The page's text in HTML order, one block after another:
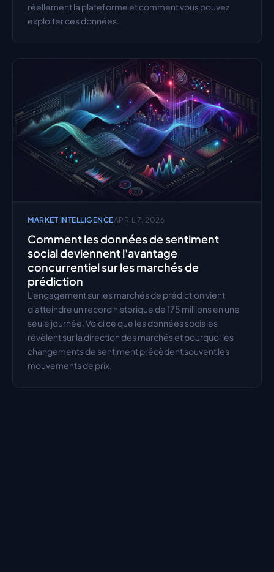
réellement la plateforme et comment vous pouvez
exploiter ces données.
MARKET INTELLIGENCEAPRIL 7, 2026
Comment les données de sentiment
social deviennent l'avantage
concurrentiel sur les marchés de
prédiction
L'engagement sur les marchés de prédiction vient
d'atteindre un record historique de 175 millions en une
seule journée. Voici ce que les données sociales
révèlent sur la direction des marchés et pourquoi les
changements de sentiment précèdent souvent les
mouvements de prix.